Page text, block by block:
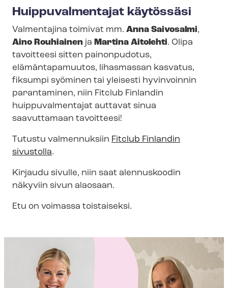
Huippuvalmentajat käytössäsi
Valmentajina toimivat mm. Anna Saivosalmi,
Aino Rouhiainen ja Martina Aitolehti. Olipa
tavoitteesi sitten painonpudotus,
elämäntapamuutos, lihasmassan kasvatus,
fiksumpi syöminen tai yleisesti hyvinvoinnin
parantaminen, niin Fitclub Finlandin
huippuvalmentajat auttavat sinua
saavuttamaan tavoitteesi!
Tutustu valmennuksiin Fitclub Finlandin
sivustolla.
Kirjaudu sivulle, niin saat alennuskoodin
näkyviin sivun alaosaan.
Etu on voimassa toistaiseksi.